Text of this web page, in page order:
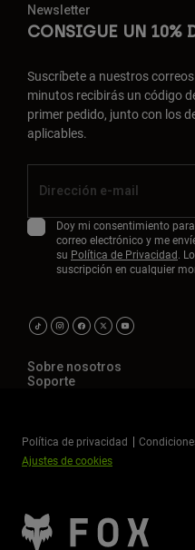
Newsletter
CONSIGUE UN 10%
Suscríbete a nuestros
minutos recibirás un código
primer pedido, junto con los
aplicables.
Doy mi consentimiento
correo electrónico y me
su Política de Privacidad.
suscripción en cualquier
Sobre nosotros
Soporte
Política de privacidad
Ajustes de cookies